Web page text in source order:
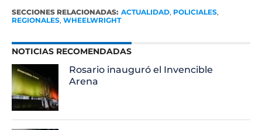
SECCIONES RELACIONADAS: ACTUALIDAD, POLICIALES,
REGIONALES, WHEELWRIGHT
NOTICIAS RECOMENDADAS
Rosario inauguró el Invencible
Arena